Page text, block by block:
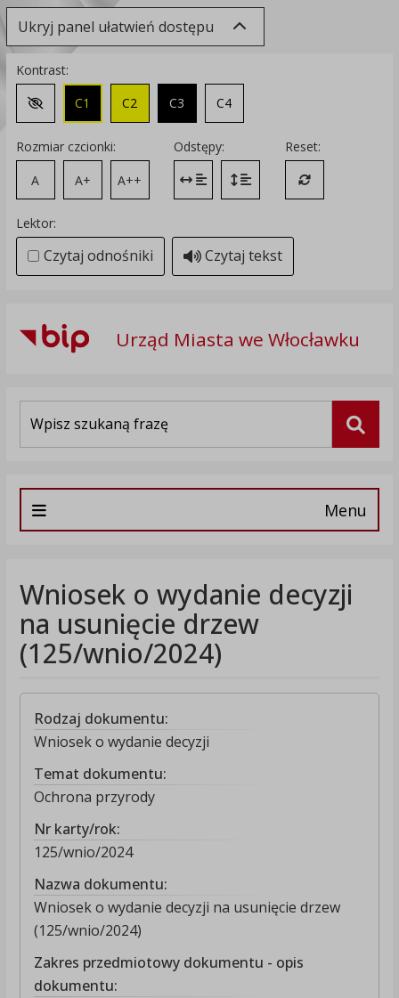
Ukryj panel ułatwień dostępu
Kontrast:
Zmień kontrast na domyślny
C1 C2 C3 C4
Rozmiar czcionki:
A
A+ A++
Odstępy:
Zmień odstęp między literami
Zmień interlinię i margines
Reset:
Przywróć
Lektor:
Czytaj odnośniki Czytaj tekst
Urząd Miasta we Włocławku
Menu
Wniosek o wydanie decyzji
na usunięcie drzew
(125/wnio/2024)
Rodzaj dokumentu:
Wniosek o wydanie decyzji
Temat dokumentu:
Ochrona przyrody
Nr karty/rok:
125/wnio/2024
Nazwa dokumentu:
Wniosek o wydanie decyzji na usunięcie drzew
(125/wnio/2024)
Zakres przedmiotowy dokumentu - opis
dokumentu: